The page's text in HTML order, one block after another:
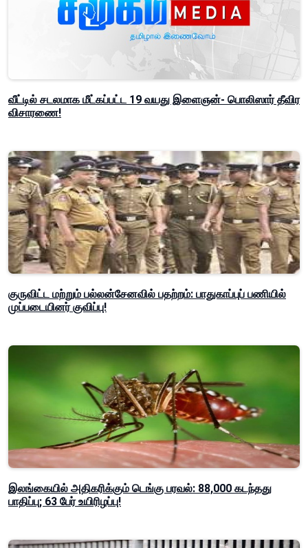
வீட்டில் சடலமாக மீட்கப்பட்ட 19 வயது இளைஞன்- பொலிஸார் தீவிர
விசாரணை!
குருவிட்ட மற்றும் பல்லன்சேனவில் பதற்றம்: பாதுகாப்புப் பணியில்
முப்படையினர் குவிப்பு!
இலங்கையில் அதிகரிக்கும் டெங்கு பரவல்: 88,000 கடந்தது
பாதிப்பு; 63 பேர் உயிரிழப்பு!